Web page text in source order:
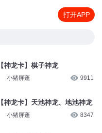
打开APP
【神龙卡】棋子神龙
小猪屏蓬 9911
【神龙卡】天池神龙、地池神龙
小猪屏蓬 8347